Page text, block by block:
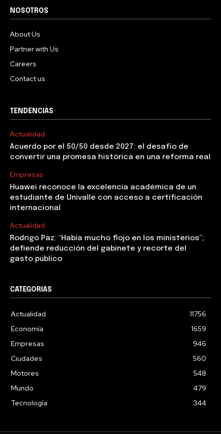
NOSOTROS
About Us
Partner with Us
Careers
Contact us
TENDENCIAS
Actualidad
Acuerdo por el 50/50 desde 2027: el desafío de
convertir una promesa histórica en una reforma real
Empresas
Huawei reconoce la excelencia académica de un
estudiante de Univalle con acceso a certificación
internacional
Actualidad
Rodrigo Paz: “Había mucho flojo en los ministerios”;
defiende reducción del gabinete y recorte del
gasto público
CATEGORIAS
Actualidad
11756
Economía
1659
Empresas
946
Ciudades
560
Motores
548
Mundo
479
Tecnología
344